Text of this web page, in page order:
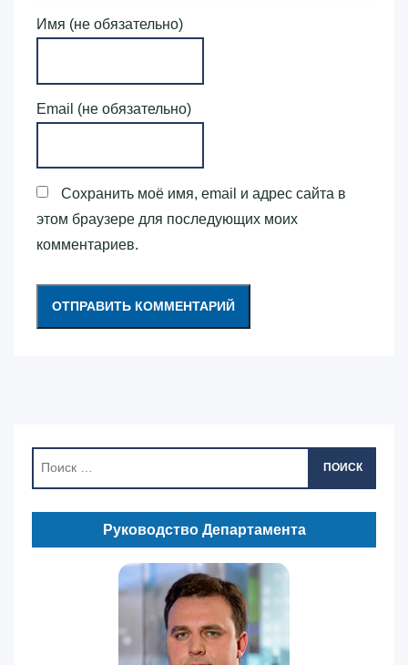
Имя (не обязательно)
Email (не обязательно)
Сохранить моё имя, email и адрес сайта в
этом браузере для последующих моих
комментариев.
ПОИСК
Руководство Департамента